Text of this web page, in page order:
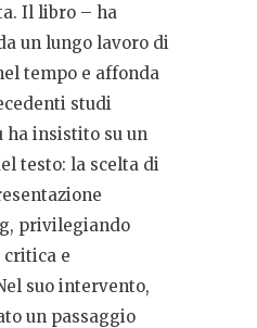
Il libro – ha
un lungo lavoro di
tempo e affonda
studi
ha insistito su un
testo: la scelta di
privilegiando
critica e
suo intervento,
un passaggio